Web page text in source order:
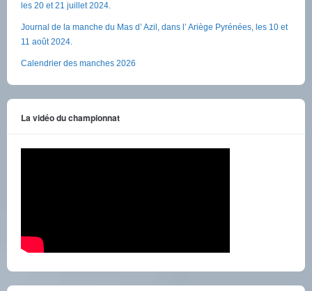
les 20 et 21 juillet 2024.
Journal de la manche du Mas d’ Azil, dans l’ Ariège Pyrénées, les 10 et
11 août 2024.
Calendrier des manches 2026
La vidéo du championnat